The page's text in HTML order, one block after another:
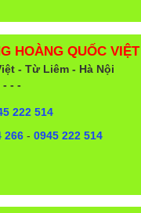
HOÀNG QUỐC VIỆT
- Từ Liêm - Hà Nội
- - -
222 514
266 -0945 222 514